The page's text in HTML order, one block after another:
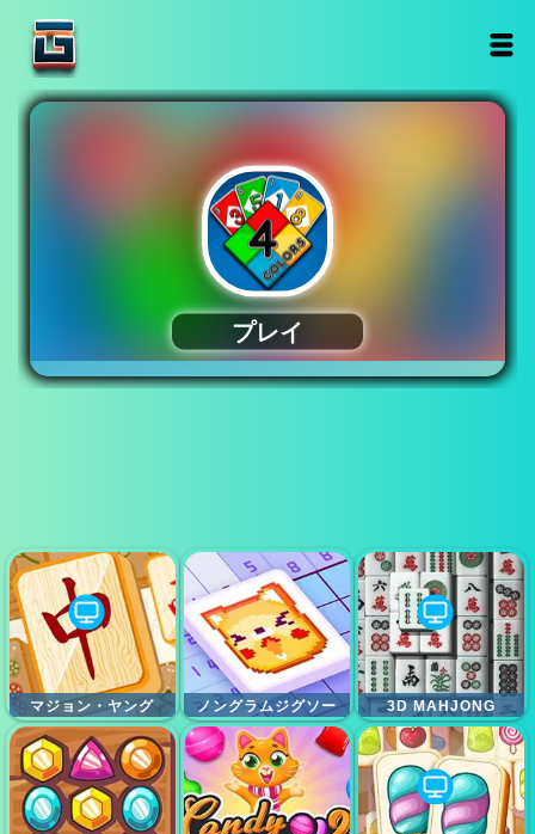
マジョン・ヤング ノングラムジグソー 3D MAHJONG